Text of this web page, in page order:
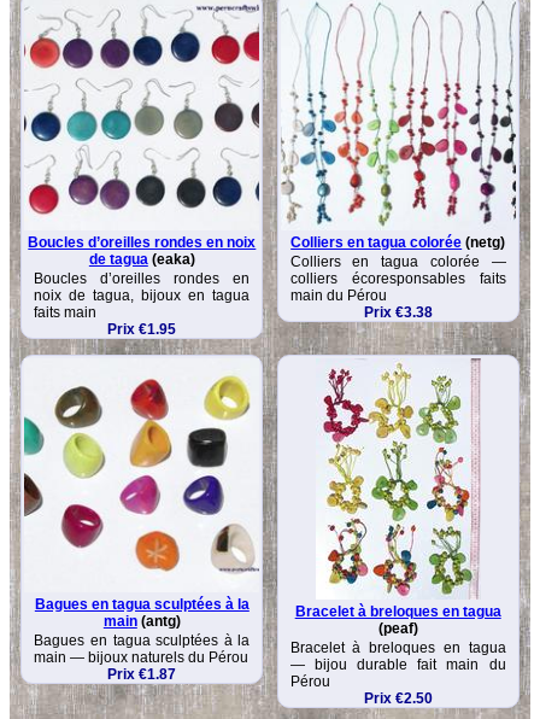
Boucles d’oreilles rondes en noix
de tagua (eaka)
Boucles d’oreilles rondes en
noix de tagua, bijoux en tagua
faits main
Prix €1.95
Colliers en tagua colorée (netg)
Colliers en tagua colorée —
colliers écoresponsables faits
main du Pérou
Prix €3.38
Bagues en tagua sculptées à la
main(antg)
Bagues en tagua sculptées à la
main — bijoux naturels du Pérou
Prix €1.87
Bracelet à breloques en tagua
(peaf)
Bracelet à breloques en tagua
— bijou durable fait main du
Pérou
Prix €2.50